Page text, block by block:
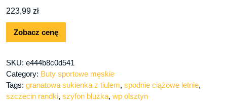
223,99 zł
Zobacz cenę
SKU: e444b8c0d541
Category: Buty sportowe męskie
Tags: granatowa sukienka z tiulem, spodnie ciążowe letnie,
szczecin randki, szyfon bluzka, wp olsztyn